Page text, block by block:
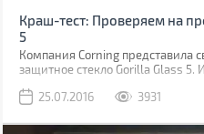
Краш-тест: Проверяем на
5
Компания Corning представила
защитное стекло Gorilla Glass 5.
Как правило, большинство из
25.07.2016 3931